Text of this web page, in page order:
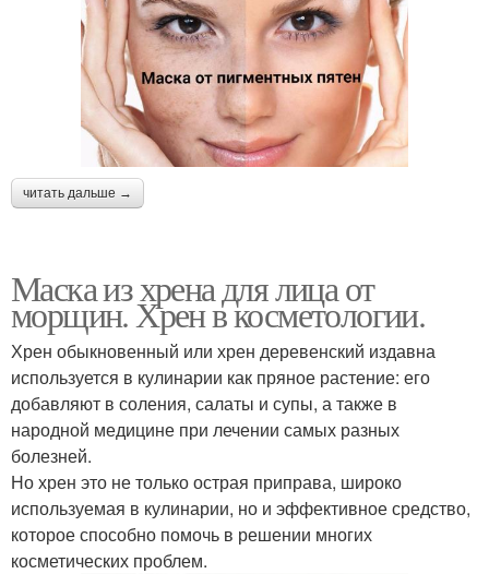
читать дальше →
Маска из хрена для лица от
морщин. Хрен в косметологии.
Хрен обыкновенный или хрен деревенский издавна
используется в кулинарии как пряное растение: его
добавляют в соления, салаты и супы, а также в
народной медицине при лечении самых разных
болезней.
Но хрен это не только острая приправа, широко
используемая в кулинарии, но и эффективное средство,
которое способно помочь в решении многих
косметических проблем.